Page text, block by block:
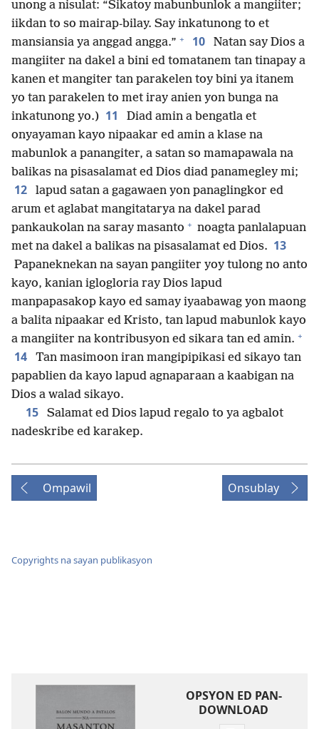
unong a nisulat: “Sikatoy mabunbunlok a mangiiter;
iikdan to so mairap-bilay. Say inkatunong to et
mansiansia ya anggad angga.” + 10
Natan say Dios a
mangiiter na dakel a bini ed tomatanem tan tinapay a
kanen et mangiter tan parakelen toy bini ya itanem
yo tan parakelen to met iray anien yon bunga na
inkatunong yo.) 11
Diad amin a bengatla et
onyayaman kayo nipaakar ed amin a klase na
mabunlok a panangiter, a satan so mamapawala na
balikas na pisasalamat ed Dios diad panamegley mi;
12
lapud satan a gagawaen yon panaglingkor ed
arum et aglabat mangitatarya na dakel parad
pankaukolan na saray masanto + noagta panlalapuan
met na dakel a balikas na pisasalamat ed Dios. 13
Papaneknekan na sayan pangiiter yoy tulong no anto
kayo, kanian iglogloria ray Dios lapud
manpapasakop kayo ed samay iyaabawag yon maong
a balita nipaakar ed Kristo, tan lapud mabunlok kayo
a mangiiter na kontribusyon ed sikara tan ed amin. +
14
Tan masimoon iran mangipipikasi ed sikayo tan
papablien da kayo lapud agnaparaan a kaabigan na
Dios a walad sikayo.
15
Salamat ed Dios lapud regalo to ya agbalot
nadeskribe ed karakep.
Ompawil Onsublay
Copyrights na sayan publikasyon
OPSYON ED PAN-
DOWNLOAD